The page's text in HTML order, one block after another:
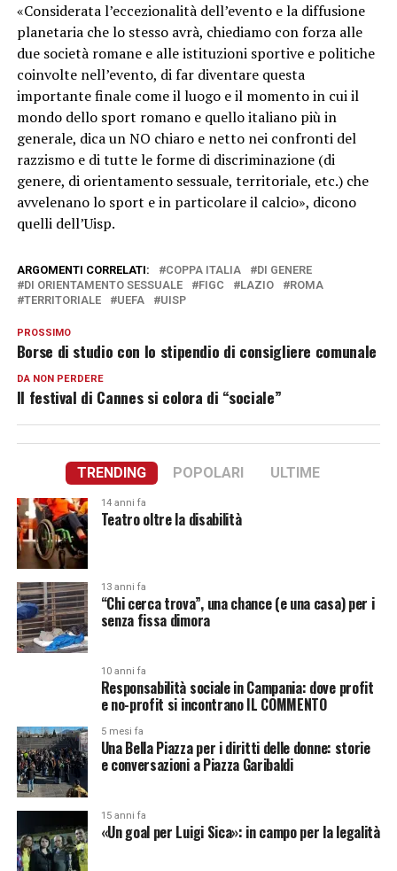
«Considerata l’eccezionalità dell’evento e la diffusione
planetaria che lo stesso avrà, chiediamo con forza alle
due società romane e alle istituzioni sportive e politiche
coinvolte nell’evento, di far diventare questa
importante finale come il luogo e il momento in cui il
mondo dello sport romano e quello italiano più in
generale, dica un NO chiaro e netto nei confronti del
razzismo e di tutte le forme di discriminazione (di
genere, di orientamento sessuale, territoriale, etc.) che
avvelenano lo sport e in particolare il calcio», dicono
quelli dell’Uisp.
ARGOMENTI CORRELATI: COPPA ITALIA
DI GENERE
DI ORIENTAMENTO SESSUALE
FIGC LAZIO
ROMA
TERRITORIALE
UEFA UISP
PROSSIMO
Borse di studio con lo stipendio di consigliere comunale
DA NON PERDERE
Il festival di Cannes si colora di “sociale”
TRENDING POPOLARI ULTIME
14 anni fa
Teatro oltre la disabilità
13 anni fa
“Chi cerca trova”, una chance (e una casa) per i
senza fissa dimora
10 anni fa
Responsabilità sociale in Campania: dove profit
e no-profit si incontrano IL COMMENTO
5 mesi fa
Una Bella Piazza per i diritti delle donne: storie
e conversazioni a Piazza Garibaldi
15 anni fa
«Un goal per Luigi Sica»: in campo per la legalità